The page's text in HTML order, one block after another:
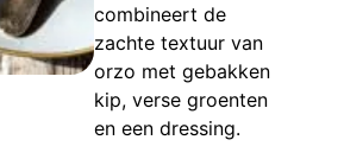
combineert de
zachte textuur van
orzo met gebakken
kip, verse groenten
en een dressing.